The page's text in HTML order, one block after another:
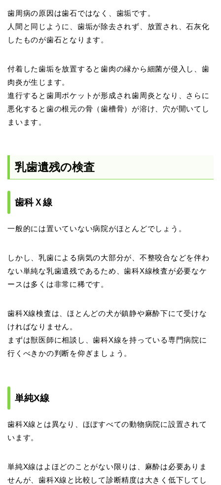
歯周病の原因は歯石ではなく、歯垢です。
人間と同じように、歯垢が除去されず、放置され、石灰化
したものが歯石となります。
付着した歯垢を放置すると歯肉の縁から細菌が侵入し、歯
肉炎が生じます。
進行すると歯周ポケットが形成され歯周炎となり、さらに
悪化すると歯の根元の骨（歯槽骨）が溶け、穴が開いてし
まいます。
乳歯遺残の検査
歯科Ｘ線
一般的には置いていない病院がほとんどでしょう。
しかし、乳歯による病気の大部分が、不整咬合などを伴わ
ない単純な乳歯遺残であるため、歯科X線検査が必要なケ
ースは多くは非常に稀です。
歯科X線検査は、ほとんどの犬が鎮静や麻酔下にて受けな
ければなりません。
まずは獣医師に相談し、歯科X線を持っている専門病院に
行くべきかの判断を仰ぎましょう。
単純X線
歯科X線とは異なり、ほぼすべての動物病院に設置されて
います。
単純X線はよほどのことがない限りは、麻酔は必要ありま
せんが、歯科X線と比較して診断精度は大きく低下してし